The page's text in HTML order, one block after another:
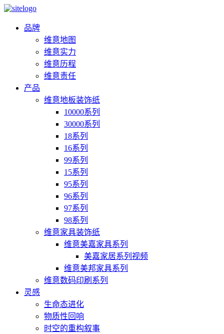
品牌
维意地图
维意实力
维意历程
维意责任
产品
维意地板装饰纸
10000系列
30000系列
18系列
16系列
99系列
15系列
95系列
96系列
97系列
98系列
维意家具装饰纸
维意美嘉家具系列
美嘉家居系列视频
维意美邦家具系列
维意数码印刷系列
灵感
生命态进化
物质性回响
时空的重构叙事